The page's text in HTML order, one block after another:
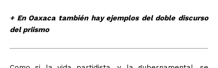
+ En Oaxaca también hay ejemplos del doble discurso
del priismo